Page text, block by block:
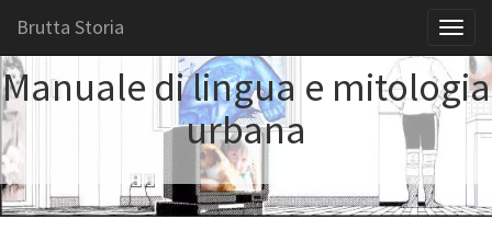
Brutta Storia
Manuale di lingua e mitologia
urbana